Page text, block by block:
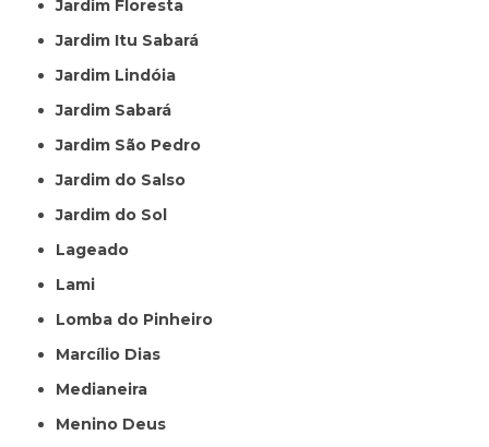
Jardim Floresta
Jardim Itu Sabará
Jardim Lindóia
Jardim Sabará
Jardim São Pedro
Jardim do Salso
Jardim do Sol
Lageado
Lami
Lomba do Pinheiro
Marcílio Dias
Medianeira
Menino Deus